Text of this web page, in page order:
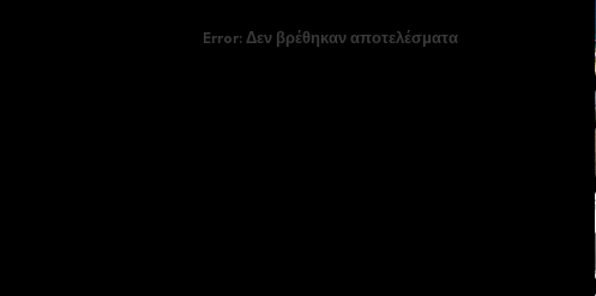
Error:Δεν βρέθηκαν αποτελέσματα